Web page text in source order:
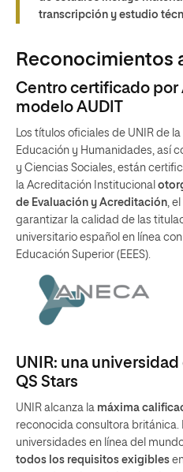
transcripción y estudio
Reconocimientos
Centro certificado por
modelo AUDIT
Los títulos oficiales de UNIR de
Educación y Humanidades, así
y Ciencias Sociales, están
la Acreditación Institucional
de Evaluación y Acreditación,
garantizar la calidad de las
universitario español en línea
Educación Superior (EEES).
UNIR: una
QS Stars
UNIR alcanza la máxima
reconocida consultora británica.
universidades en línea del
todos los requisitos exigibles